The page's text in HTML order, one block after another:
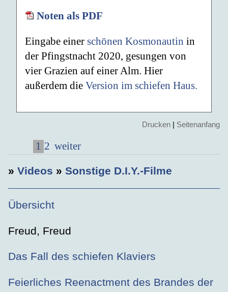
Noten als PDF
Eingabe einer schönen Kosmonautin in
der Pfingstnacht 2020, gesungen von
vier Grazien auf einer Alm. Hier
außerdem die Version im schiefen Haus.
Drucken | Seitenanfang
1 2 weiter
» Videos » Sonstige D.I.Y.-Filme
Übersicht
Freud, Freud
Das Fall des schiefen Klaviers
Feierliches Reenactment des Brandes der